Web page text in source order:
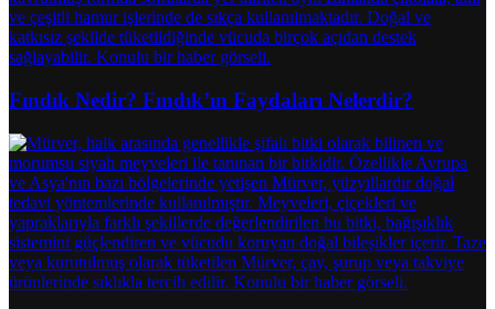
Fındık Nedir? Fındık’ın Faydaları Nelerdir?